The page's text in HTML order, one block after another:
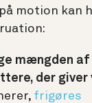
motion kan
mængden af
der giver
frigøres